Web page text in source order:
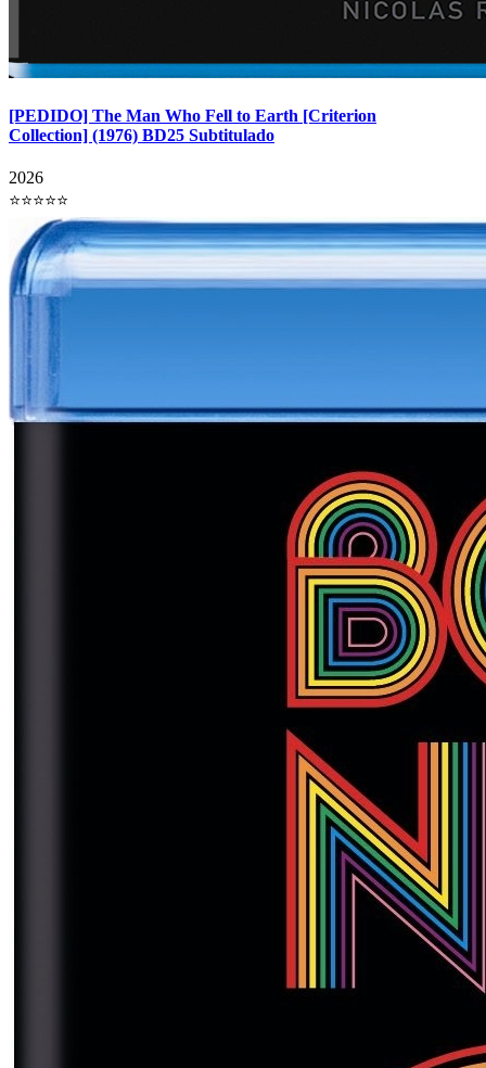
[PEDIDO] The Man Who Fell to Earth [Criterion
Collection] (1976) BD25 Subtitulado
2026
⭐⭐⭐⭐⭐